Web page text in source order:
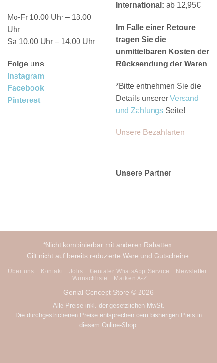
Mo-Fr 10.00 Uhr – 18.00
Uhr
Sa 10.00 Uhr – 14.00 Uhr
Folge uns
Instagram
Facebook
Pinterest
International: ab 12,95€
Im Falle einer Retoure
tragen Sie die
unmittelbaren Kosten der
Rücksendung der Waren.
*Bitte entnehmen Sie die
Details unserer Versand
und Zahlungs Seite!
Unsere Bezahlarten
Unsere Partner
*Nicht kombinierbar mit anderen Rabatten.
Gilt nicht auf bereits reduzierte Ware und Gutscheine.
Über uns Kontakt Jobs Genialer WhatsApp Service
Newsletter
Wunschliste
Marken A-Z
Genial Concept Store © 2026
Alle Preise inkl. der gesetzlichen MwSt.
Die durchgestrichenen Preise entsprechen dem bisherigen Preis in
diesem Online-Shop.